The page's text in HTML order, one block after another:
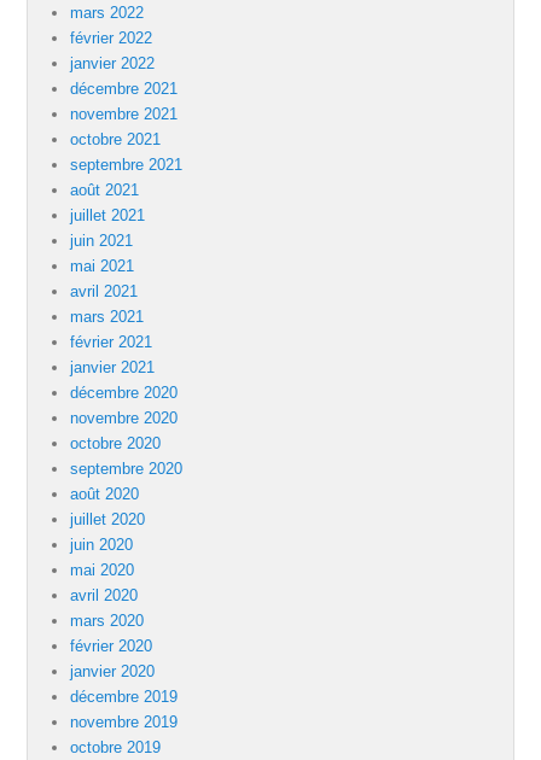
mars 2022
février 2022
janvier 2022
décembre 2021
novembre 2021
octobre 2021
septembre 2021
août 2021
juillet 2021
juin 2021
mai 2021
avril 2021
mars 2021
février 2021
janvier 2021
décembre 2020
novembre 2020
octobre 2020
septembre 2020
août 2020
juillet 2020
juin 2020
mai 2020
avril 2020
mars 2020
février 2020
janvier 2020
décembre 2019
novembre 2019
octobre 2019